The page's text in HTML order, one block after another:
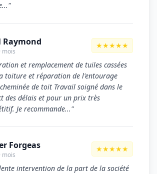
Raymond
mois
★★★★★
et remplacement de tuiles cassées
toiture et réparation de l'entourage
de toit Travail soigné dans le
des délais et pour un prix très
Je recommande..."
Forgeas
mois
★★★★★
intervention de la part de la société